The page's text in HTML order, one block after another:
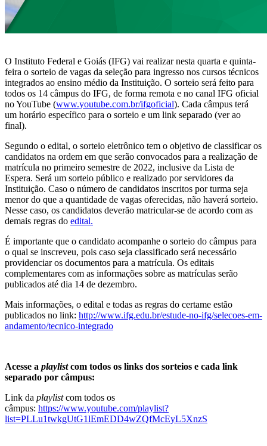
O Instituto Federal e Goiás (IFG) vai realizar nesta quarta e quinta-
feira o sorteio de vagas da seleção para ingresso nos cursos técnicos
integrados ao ensino médio da Instituição. O sorteio será feito para
todos os 14 câmpus do IFG, de forma remota e no canal IFG oficial
no YouTube (www.youtube.com.br/ifgoficial). Cada câmpus terá
um horário específico para o sorteio e um link separado (ver ao
final).
Segundo o edital, o sorteio eletrônico tem o objetivo de classificar os
candidatos na ordem em que serão convocados para a realização de
matrícula no primeiro semestre de 2022, inclusive da Lista de
Espera. Será um sorteio público e realizado por servidores da
Instituição. Caso o número de candidatos inscritos por turma seja
menor do que a quantidade de vagas oferecidas, não haverá sorteio.
Nesse caso, os candidatos deverão matricular-se de acordo com as
demais regras do edital.
É importante que o candidato acompanhe o sorteio do câmpus para
o qual se inscreveu, pois caso seja classificado será necessário
providenciar os documentos para a matrícula. Os editais
complementares com as informações sobre as matrículas serão
publicados até dia 14 de dezembro.
Mais informações, o edital e todas as regras do certame estão
publicados no link: http://www.ifg.edu.br/estude-no-ifg/selecoes-em-
andamento/tecnico-integrado
Acesse a playlistcom todos os links dos sorteios e cada link
separado por câmpus:
Link da playlistcom todos os
câmpus: https://www.youtube.com/playlist?
list=PLLu1twkgUtG1lEmEDD4wZQfMcEyL5XnzS